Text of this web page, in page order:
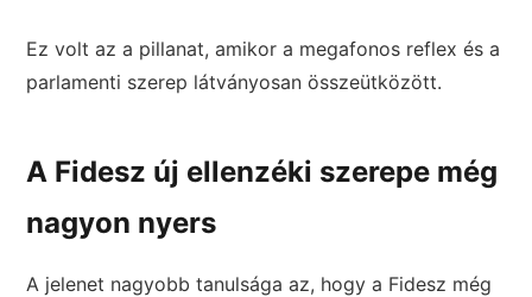
Ez volt az a pillanat, amikor a megafonos reflex és a
parlamenti szerep látványosan összeütközött.
A Fidesz új ellenzéki szerepe még
nagyon nyers
A jelenet nagyobb tanulsága az, hogy a Fidesz még